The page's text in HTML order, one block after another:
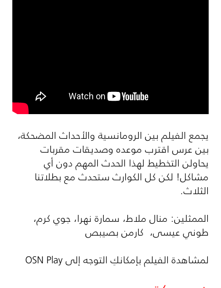
يجمع الفيلم بين الرومانسية والأحداث المضحكة،
بين عرس اقترب موعده وصديقات مقربات
يحاولن التخطيط لهذا الحدث المهم دون أي
مشاكل! لكن كل الكوارث ستحدث مع بطلاتنا
الثلاث.
الممثلين: منال ملاط، سمارة نهرا، جوي كرم،
طوني عيسى، كارمن بصيبص
لمشاهدة الفيلم بإمكانكِ التوجه إلى OSN Play